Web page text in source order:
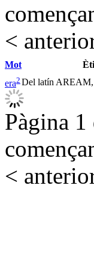
<
Mot
era2 Del latín AREAM,
Pàgina
<